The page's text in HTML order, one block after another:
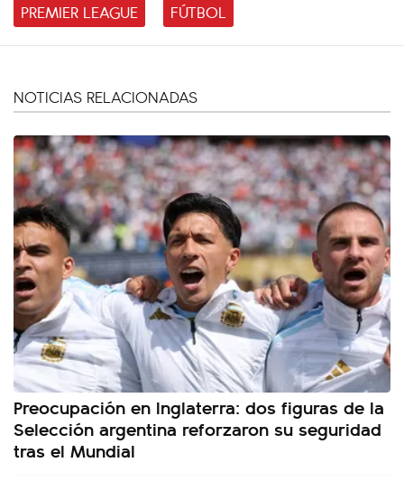
PREMIER LEAGUE FÚTBOL
NOTICIAS RELACIONADAS
Preocupación en Inglaterra: dos figuras de la
Selección argentina reforzaron su seguridad
tras el Mundial